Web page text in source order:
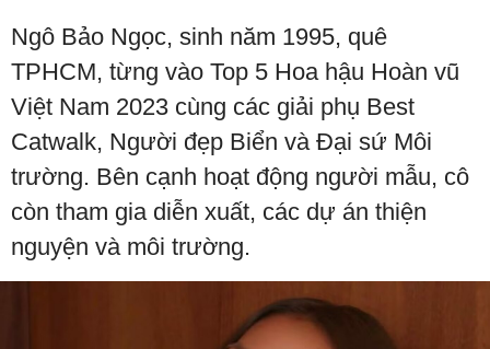
Ngô Bảo Ngọc, sinh năm 1995, quê
TPHCM, từng vào Top 5 Hoa hậu Hoàn vũ
Việt Nam 2023 cùng các giải phụ Best
Catwalk, Người đẹp Biển và Đại sứ Môi
trường. Bên cạnh hoạt động người mẫu, cô
còn tham gia diễn xuất, các dự án thiện
nguyện và môi trường.